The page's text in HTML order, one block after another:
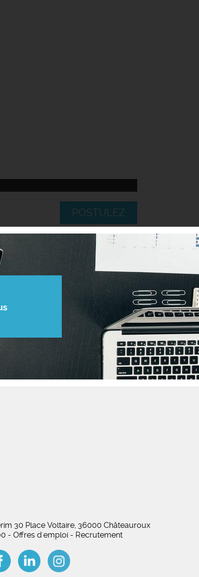
POSTULEZ
30 Place Voltaire, 36000 Châteauroux
- Offres d'emploi - Recrutement